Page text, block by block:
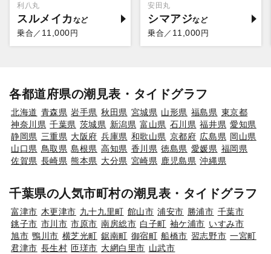
利八丸
スルメイカ
乗合／ 11,000円
安田丸
シマアジ
乗合／ 11,000円
各都道府県の潮見表・タイドグラフ
北海道 青森県 岩手県 秋田県 宮城県 山形県 福島県 東京都
神奈川県 千葉県 茨城県 新潟県 富山県 石川県 福井県 愛知県
静岡県 三重県 大阪府 兵庫県 和歌山県 京都府 広島県 岡山県
山口県 鳥取県 島根県 高知県 香川県 徳島県 愛媛県 福岡県
佐賀県 長崎県 熊本県 大分県 宮崎県 鹿児島県 沖縄県
千葉県の人気市町村の潮見表・タイドグラフ
富津市 木更津市 九十九里町 館山市 浦安市 勝浦市 千葉市
銚子市 市川市 市原市 南房総市 白子町 袖ケ浦市 いすみ市
旭市 鴨川市 横芝光町 鋸南町 御宿町 船橋市 習志野市 一宮町
君津市 長生村 匝瑳市 大網白里市 山武市